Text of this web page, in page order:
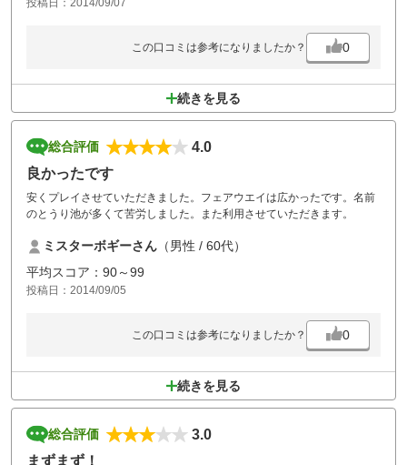
投稿日：2014/09/07
この口コミは参考になりましたか？ 0
続きを見る
総合評価
4.0
良かったです
安くプレイさせていただきました。フェアウエイは広かったです。名前
のとうり池が多くて苦労しました。また利用させていただきます。
ミスターボギーさん （男性 / 60代）
平均スコア：90～99
投稿日：2014/09/05
この口コミは参考になりましたか？ 0
続きを見る
総合評価
3.0
まずまず！